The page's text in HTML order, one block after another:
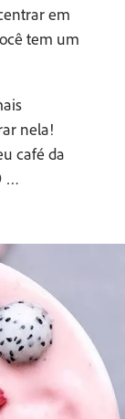
em
tem um
nela!
café da
…